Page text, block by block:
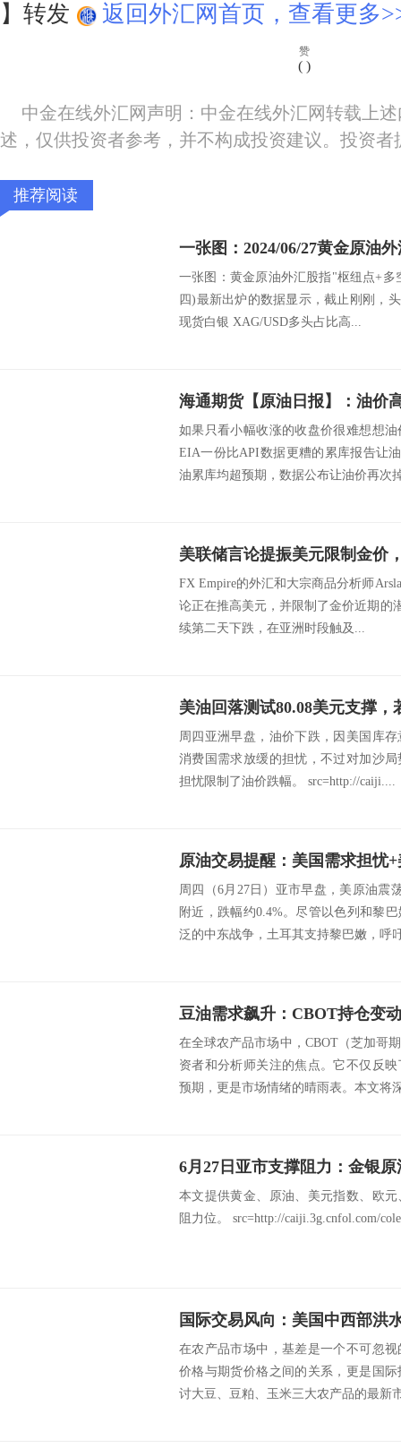
】转发
返回外汇网首页，查看更多
赞
( )
中金在线外汇网声明：中金在线外汇网转载上
述，仅供投资者参考，并不构成投资建议。投资
推荐阅读
一张图：黄金原油外汇股指"枢纽点+多
四)最新出炉的数据显示，截止刚刚，
现货白银 XAG/USD多头占比高...
海通期货【原油日报】：油价
如果只看小幅收涨的收盘价很难想想
EIA一份比API数据更糟的累库报告让
油累库均超预期，数据公布让油价再次
美联储言论提振美元限制金价
FX Empire的外汇和大宗商品分析师
论正在推高美元，并限制了金价近期的
续第二天下跌，在亚洲时段触及...
美油回落测试80.08美元支撑，
周四亚洲早盘，油价下跌，因美国库
消费国需求放缓的担忧，不过对加沙
担忧限制了油价跌幅。 src=http://caiji....
周四（6月27日）亚市早盘，美原油震
附近，跌幅约0.4%。尽管以色列和黎
泛的中东战争，土耳其支持黎巴嫩，呼
豆油需求飙升：CBOT持仓变
在全球农产品市场中，CBOT（芝加哥
资者和分析师关注的焦点。它不仅反
预期，更是市场情绪的晴雨表。本文将
本文提供黄金、原油、美元指数、欧
阻力位。 src=http://caiji.3g.cnfol.com/
在农产品市场中，基差是一个不可忽
价格与期货价格之间的关系，更是国
讨大豆、豆粕、玉米三大农产品的最新